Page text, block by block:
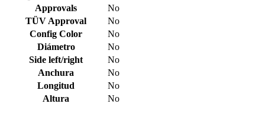
Approvals
No
TÜV Approval
No
Config Color
No
Diámetro
No
Side left/right
No
Anchura
No
Longitud
No
Altura
No